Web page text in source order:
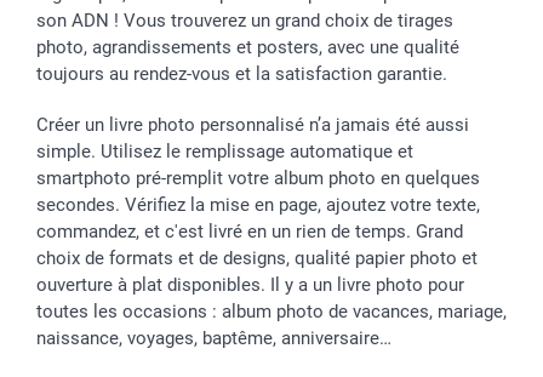
Saint-Valentin
Vacances
Investisseurs
Statut de ma commande
son ADN ! Vous trouverez un grand choix de tirages
photo, agrandissements et posters, avec une qualité
toujours au rendez-vous et la satisfaction garantie.
Créer un livre photo personnalisé n’a jamais été aussi
simple. Utilisez le remplissage automatique et
smartphoto pré-remplit votre album photo en quelques
secondes. Vérifiez la mise en page, ajoutez votre texte,
commandez, et c'est livré en un rien de temps. Grand
choix de formats et de designs, qualité papier photo et
ouverture à plat disponibles. Il y a un livre photo pour
toutes les occasions : album photo de vacances, mariage,
naissance, voyages, baptême, anniversaire…